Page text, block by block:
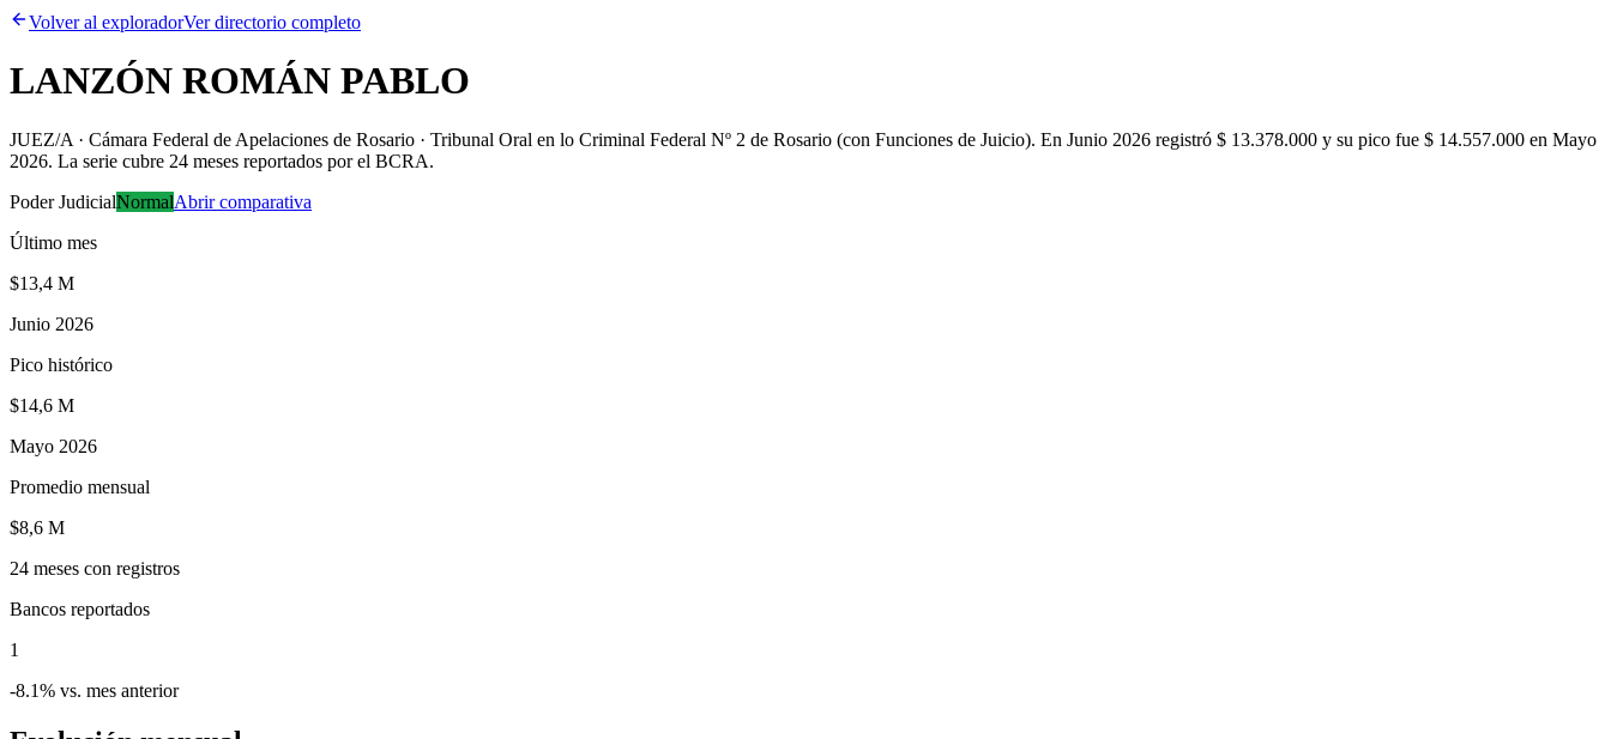
Volver al exploradorVer directorio completo
LANZÓN ROMÁN PABLO
JUEZ/A · Cámara Federal de Apelaciones de Rosario · Tribunal Oral en lo Criminal Federal Nº 2 de Rosario (con Funciones de Juicio). En Junio 2026 registró $ 13.378.000 y su pico fue $ 14.557.000 en Mayo
2026. La serie cubre 24 meses reportados por el BCRA.
Poder JudicialNormalAbrir comparativa
Último mes
$13,4 M
Junio 2026
Pico histórico
$14,6 M
Mayo 2026
Promedio mensual
$8,6 M
24 meses con registros
Bancos reportados
1
-8.1% vs. mes anterior